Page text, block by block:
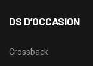
DS D’OCCASION
Crossback